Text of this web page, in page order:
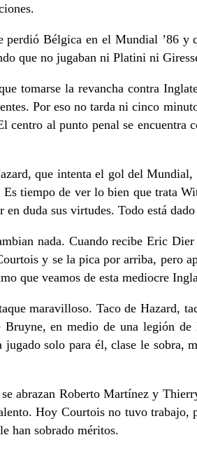
perdió Bélgica en el Mundial ’86
que no jugaban ni Platini ni
tomarse la revancha contra
Por eso no tarda ni cinco
centro al punto penal se encuentra
que intenta el gol del
Es tiempo de ver lo bien que trata
en duda sus virtudes. Todo está
nada. Cuando recibe Eric
y se la pica por arriba, pero
que veamos de esta mediocre
maravilloso. Taco de Hazard,
en medio de una legión
solo para él, clase le sobra,
abrazan Roberto Martínez y
Hoy Courtois no tuvo
han sobrado méritos.